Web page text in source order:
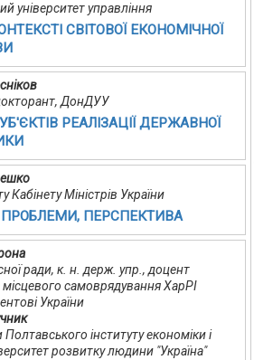
університет управління
СВІТОВОЇ ЕКОНОМІЧНОЇ
ДонДУУ
РЕАЛІЗАЦІЇ ДЕРЖАВНОЇ
Кабінету Міністрів України
ПРОБЛЕМИ, ПЕРСПЕКТИВА
ради, к. н. держ. упр., доцент
самоврядування ХарРІ
України
інституту економіки і
розвитку людини "Україна"